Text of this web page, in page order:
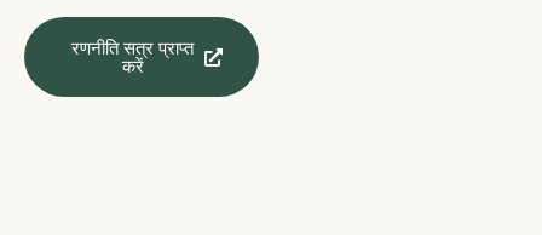
रणनीति सत्र प्राप्त
करें